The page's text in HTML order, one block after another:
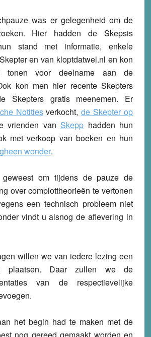
was er gelegenheid om de
Hier hadden de Skepsis
stand met informatie, enkele
en van kloptdatwel.nl en kon
tonen voor deelname aan de
kon men hier recente Skepters
Skepters gratis meenemen. Er
Notitiesverkocht,de Skepter op
vrienden van Skepp hadden hun
met verkoop van boeken en hun
wonder.
om tijdens de pauze de
over complottheorieën te vertonen
een technisch probleem niet
vindt u alsnog de aflevering in
willen we van iedere lezing een
plaatsen. Daar zullen we de
van de respectievelijke
het begin had te maken met de